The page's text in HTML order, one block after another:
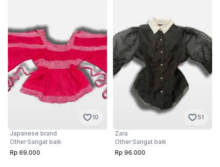
10
Japanese brand
Other·Sangat baik
Rp 69.000
51
Zara
Other·Sangat baik
Rp 96.000